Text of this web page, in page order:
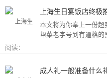
友圈的派对，还是带
2026年北京生日会场
上海生日宴饭店终
本文将为你奉上一份
帮菜老字号到有逼格
房餐厅，全方位承包
挑选难题！
阅读：